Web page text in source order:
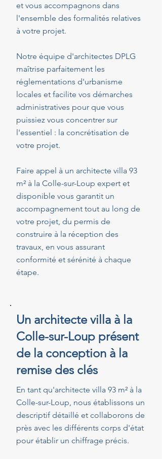
et vous accompagnons dans
l'ensemble des formalités relatives
à votre projet.
Notre équipe d'architectes DPLG
maîtrise parfaitement les
réglementations d'urbanisme
locales et facilite vos démarches
administratives pour que vous
puissiez vous concentrer sur
l'essentiel : la concrétisation de
votre projet.
Faire appel à un architecte villa 93
m² à la Colle-sur-Loup expert et
disponible vous garantit un
accompagnement tout au long de
votre projet, du permis de
construire à la réception des
travaux, en vous assurant
conformité et sérénité à chaque
étape.
Un architecte villa à la
Colle-sur-Loup présent
de la conception à la
remise des clés
En tant qu'architecte villa 93 m² à la
Colle-sur-Loup, nous établissons un
descriptif détaillé et collaborons de
près avec les différents corps d'état
pour établir un chiffrage précis.